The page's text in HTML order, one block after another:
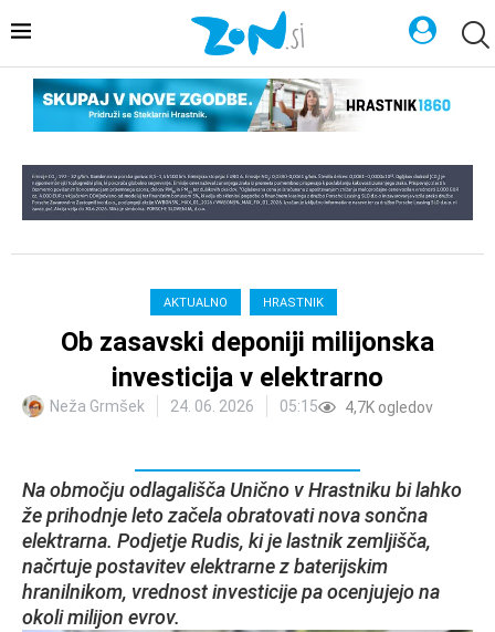
AKTUALNO HRASTNIK
Ob zasavski deponiji milijonska
investicija v elektrarno
Neža Grmšek 24. 06. 2026 05:15 4,7K ogledov
Na območju odlagališča Unično v Hrastniku bi lahko
že prihodnje leto začela obratovati nova sončna
elektrarna. Podjetje Rudis, ki je lastnik zemljišča,
načrtuje postavitev elektrarne z baterijskim
hranilnikom, vrednost investicije pa ocenjujejo na
okoli milijon evrov.